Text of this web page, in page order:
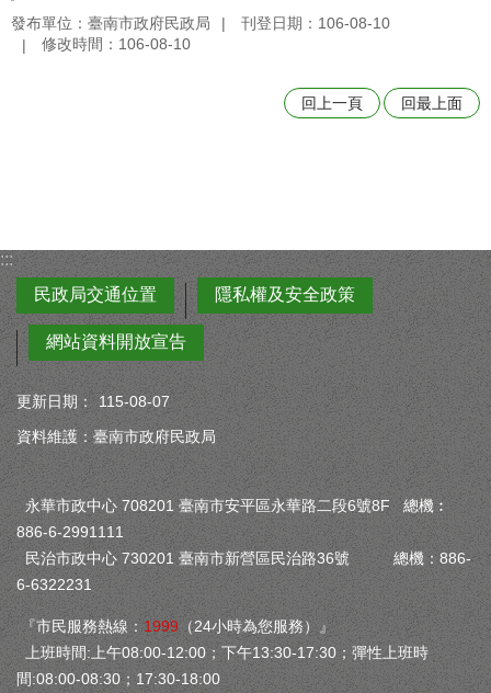
發布單位：臺南市政府民政局
刊登日期：106-08-10
修改時間：106-08-10
回上一頁 回最上面
:::
民政局交通位置
隱私權及安全政策
網站資料開放宣告
更新日期：
115-08-07
資料維護：臺南市政府民政局
永華市政中心 708201 臺南市安平區永華路二段6號8F 總機︰
886-6-2991111
民治市政中心 730201 臺南市新營區民治路36號 總機：886-
6-6322231
『市民服務熱線： 1999 （24小時為您服務）』
上班時間:上午08:00-12:00；下午13:30-17:30；彈性上班時
間:08:00-08:30；17:30-18:00